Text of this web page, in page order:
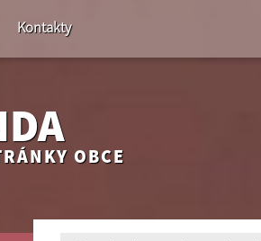
Kontakty
OBCE